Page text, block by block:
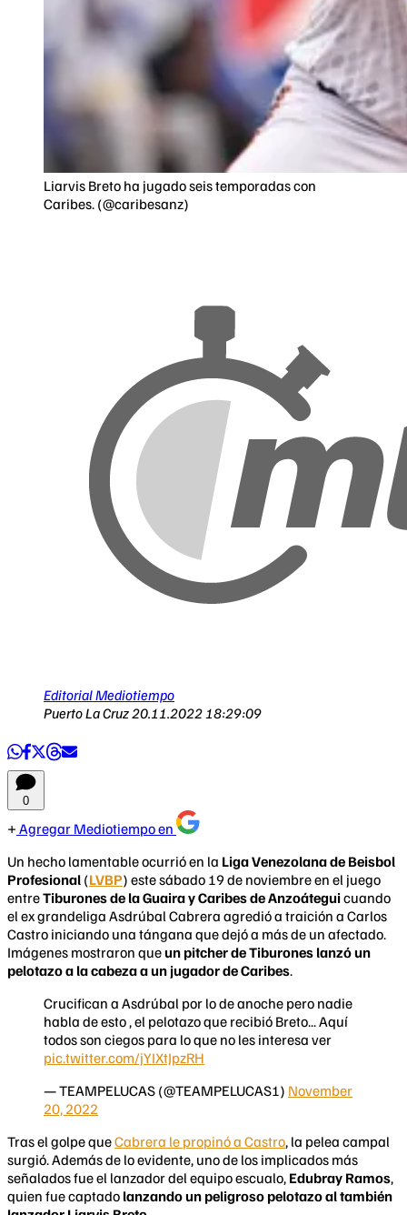
Liarvis Breto ha jugado seis temporadas con
Caribes. (@caribesanz)
Editorial Mediotiempo
Puerto La Cruz20.11.2022 18:29:09
0
Agregar Mediotiempo en
Un hecho lamentable ocurrió en la Liga Venezolana de Beisbol
Profesional (LVBP) este sábado 19 de noviembre en el juego
entreTiburones de la Guaira y Caribes de Anzoáteguicuando
el ex grandeliga Asdrúbal Cabrera agredió a traición a Carlos
Castro iniciando una tángana que dejó a más de un afectado.
Imágenes mostraron queun pitcher de Tiburones lanzó un
pelotazo a la cabeza a un jugador de Caribes.
Crucifican a Asdrúbal por lo de anoche pero nadie
habla de esto , el pelotazo que recibió Breto... Aquí
todos son ciegos para lo que no les interesa ver
pic.twitter.com/jYIXtJpzRH
— TEAMPELUCAS (@TEAMPELUCAS1) November
20, 2022
Tras el golpe queCabrera le propinó a Castro, la pelea campal
surgió. Además de lo evidente, uno de los implicados más
señalados fue el lanzador del equipo escualo, Edubray Ramos,
quien fue captado lanzando un peligroso pelotazo al también